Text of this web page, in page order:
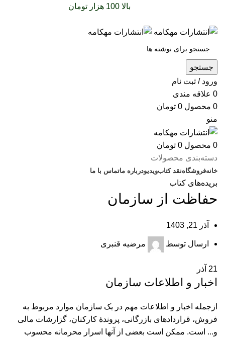
بالا 100 هزار تومان
جستجو
ورود / ثبت نام
0 علاقه مندی
0 محصول 0 تومان
منو
0 محصول 0 تومان
دسته‌بندی محصولات
خانهفروشگاهنقد کتابویدیودرباره‌ ماتماس با ما
بریده‌های کتاب
حفاظت از سازمان
آذر 21, 1403
ارسال توسط مرضیه قنبری
21 آذر
اخبار و اطلاعات سازمان
ازجمله اخبار و اطلاعات مهم در یک سازمان موارد مربوط به
فروش، قرارداد‌های بازرگانی، پروندۀ کارکنان، گزارشات مالی
و... است. ممکن است بعضی از آنها اسرار محرمانه محسوب